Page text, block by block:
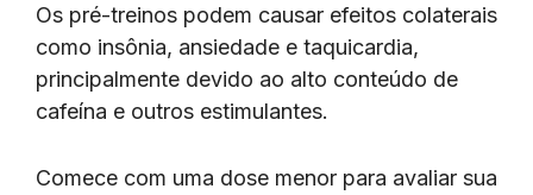
Os pré-treinos podem causar efeitos colaterais
como insônia, ansiedade e taquicardia,
principalmente devido ao alto conteúdo de
cafeína e outros estimulantes.
Comece com uma dose menor para avaliar sua